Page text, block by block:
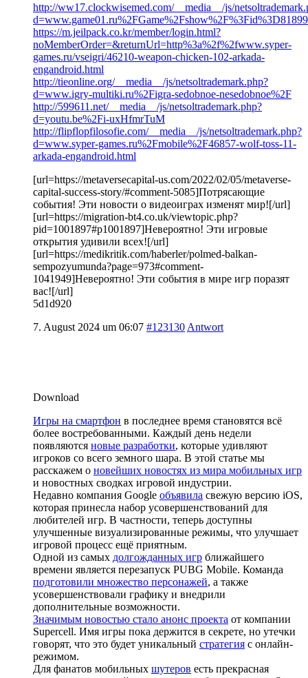
http://ww17.clockwisemed.com/__media__/js/
d=www.game01.ru%2FGame%2Fshow%2F%3Fid%3D81899
https://m.jeilpack.co.kr/member/login.html?
noMemberOrder=&returnUrl=http%3a%2f%2fwww.syper-
games.ru/vseigri/46210-weapon-chicken-102-arkada-
engandroid.html
http://tieonline.org/__media__/js/netsoltrademark.php?
d=www.igry-multiki.ru%2Figra-sedobnoe-nesedobnoe%2F
http://599611.net/__media__/js/netsoltrademark.php?
d=youtu.be%2Fi-uxHfmrTuM
http://flipflopfilosofie.com/__media__/js/netsoltrademark.php?
d=www.syper-games.ru%2Fmobile%2F46857-wolf-toss-11-
arkada-engandroid.html
[url=https://metaversecapital-us.com/2022/02/05/metaverse-
capital-success-story/#comment-5085]Потрясающие
события! Эти новости о видеоиграх изменят мир![/url]
[url=https://migration-bt4.co.uk/viewtopic.php?
pid=1001897#p1001897]Невероятно! Эти игровые
открытия удивили всех![/url]
[url=https://medikritik.com/haberler/polmed-balkan-
sempozyumunda?page=973#comment-
1041949]Невероятно! Эти события в мире игр поразят
вас![/url]
5d1d920
7. August 2024 um 06:07 #123130 Antwort
Download
Игры на смартфон в последнее время становятся всё
более востребованными. Каждый день недели
появляются новые разработки, которые удивляют
игроков со всего земного шара. В этой статье мы
расскажем о новейших новостях из мира мобильных игр
и новостных сводках игровой индустрии.
Недавно компания Google объявила свежую версию iOS,
которая принесла набор усовершенствований для
любителей игр. В частности, теперь доступны
улучшенные визуализированные режимы, что улучшает
игровой процесс ещё приятным.
Одной из самых долгожданных игр ближайшего
времени является перезапуск PUBG Mobile. Команда
подготовили множество персонажей, а также
усовершенствовали графику и внедрили
дополнительные возможности.
Значимым новостью стало анонс проекта от компании
Supercell. Имя игры пока держится в секрете, но утечки
говорят, что это будет уникальный стратегия с онлайн-
режимом.
Для фанатов мобильных шутеров есть прекрасная